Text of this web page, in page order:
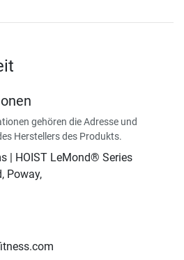
gehören die Adresse und
Herstellers des Produkts.
| HOIST LeMond® Series
Poway,